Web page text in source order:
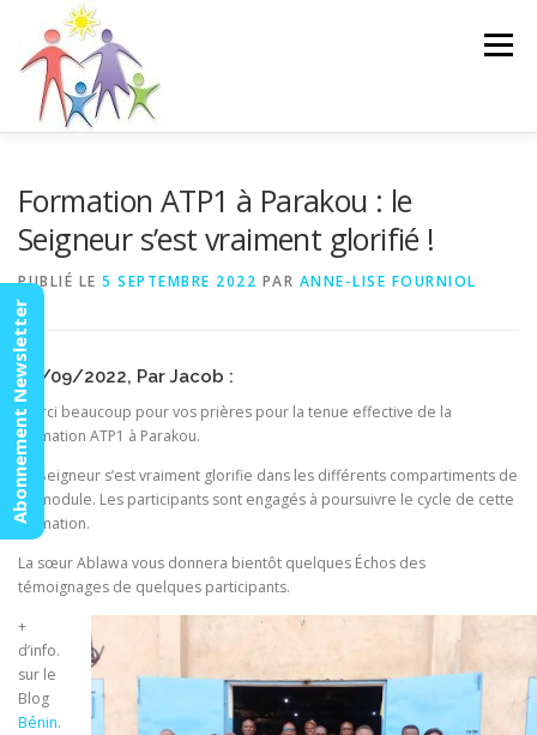
contenu
Menu
Formation ATP1 à Parakou : le
Seigneur s’est vraiment glorifié !
PUBLIÉ LE 5 SEPTEMBRE 2022 PAR ANNE-LISE FOURNIOL
02/09/2022, Par Jacob :
Merci beaucoup pour vos prières pour la tenue effective de la
formation ATP1 à Parakou.
Le Seigneur s’est vraiment glorifie dans les différents compartiments de
ce module. Les participants sont engagés à poursuivre le cycle de cette
formation.
La sœur Ablawa vous donnera bientôt quelques Échos des
témoignages de quelques participants.
+
d’info.
sur le
Blog
Bénin.
Abonnement Newsletter